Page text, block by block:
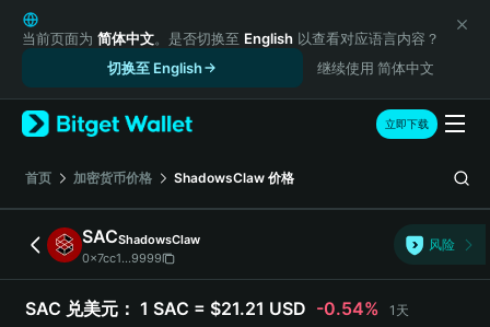
English
日本語
Русский
Español (Latinoamérica)
Türkçe
Italiano
Deutsch
简体中文
繁體中文
Português (Portugal)
当前页面为 简体中文。是否切换至 English 以查看对应语言内容？
切换至 English
继续使用 简体中文
立即下载
首页 加密货币价格 ShadowsClaw 价格
SACShadowsClaw
0x7cc1...9999
风险
SAC 兑美元： 1 SAC = $21.21 USD -0.54% 1天